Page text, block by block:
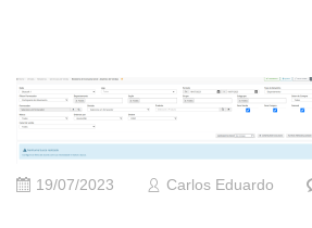
19/07/2023 Carlos Eduardo